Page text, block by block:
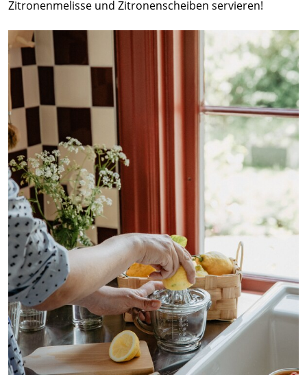
Zitronenmelisse und Zitronenscheiben servieren!